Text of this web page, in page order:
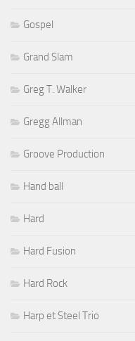
Gospel
Grand Slam
Greg T. Walker
Gregg Allman
Groove Production
Hand ball
Hard
Hard Fusion
Hard Rock
Harp et Steel Trio